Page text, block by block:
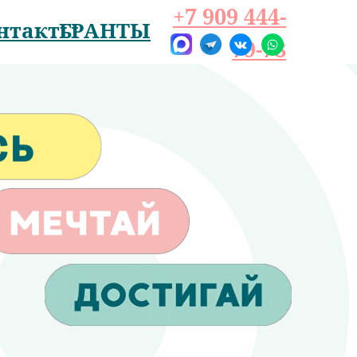
+7 909 444-
79-78
ГРАНТЫ